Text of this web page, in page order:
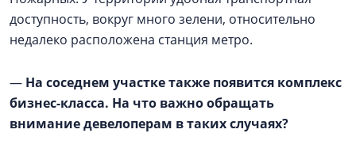
доступность, вокруг много зелени, относительно
недалеко расположена станция метро.
— На соседнем участке также появится комплекс
бизнес-класса. На что важно обращать
внимание девелоперам в таких случаях?